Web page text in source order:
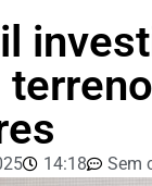
14:18 Sem